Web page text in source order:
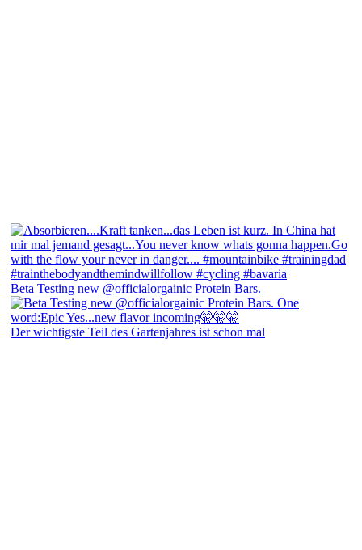
Beta Testing new @officialorgainic Protein Bars.
Der wichtigste Teil des Gartenjahres ist schon mal